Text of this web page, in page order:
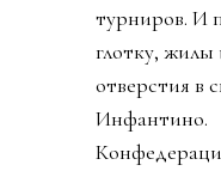
турниров. И
глотку, жилы
отверстия в
Инфантино.